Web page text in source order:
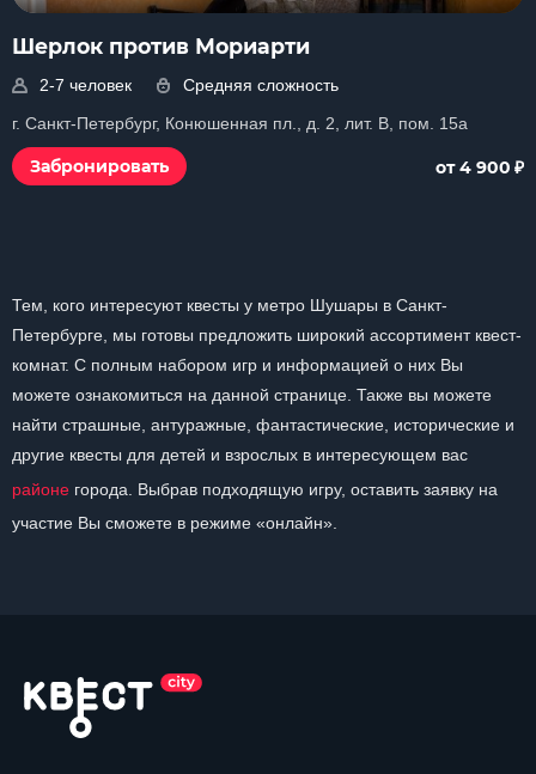
Шерлок против Мориарти
2-7 человек
Средняя сложность
г. Санкт-Петербург, Конюшенная пл., д. 2, лит. В, пом. 15a
Забронировать от 4 900 ₽
Тем, кого интересуют квесты у метро Шушары в Санкт-
Петербурге, мы готовы предложить широкий ассортимент квест-
комнат. С полным набором игр и информацией о них Вы
можете ознакомиться на данной странице. Также вы можете
найти страшные, антуражные, фантастические, исторические и
другие квесты для детей и взрослых в интересующем вас
районе города. Выбрав подходящую игру, оставить заявку на
участие Вы сможете в режиме «онлайн».